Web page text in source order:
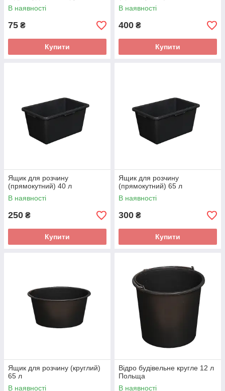
В наявності
75 ₴
Купити
В наявності
400 ₴
Купити
Ящик для розчину
(прямокутний) 40 л
В наявності
250 ₴
Купити
Ящик для розчину
(прямокутний) 65 л
В наявності
300 ₴
Купити
Ящик для розчину (круглий)
65 л
В наявності
Відро будівельне кругле 12 л
Польща
В наявності